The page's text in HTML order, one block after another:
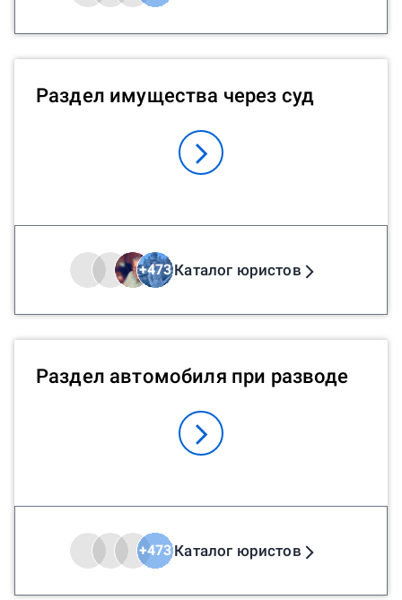
Раздел имущества через суд
+473Каталог юристов
Раздел автомобиля при разводе
+473 Каталог юристов